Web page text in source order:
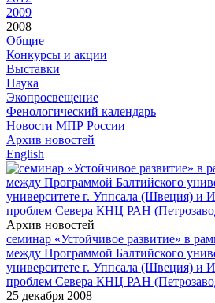
2009
2008
Общие
Конкурсы и акции
Выставки
Наука
Экопросвещение
Фенологический календарь
Новости МПР России
Архив новостей
English
Архив новостей
семинар «Устойчивое развитие» в
между Программой Балтийского
университете г. Уппсала (Швеция) и
проблем Севера КНЦ РАН
25 декабря 2008